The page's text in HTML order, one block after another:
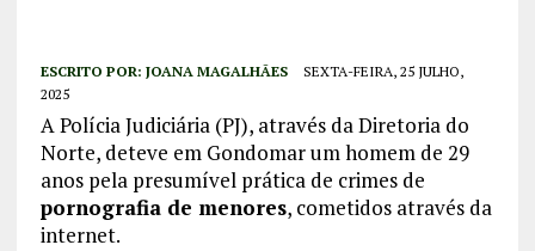
ESCRITO POR: JOANA MAGALHÃES
SEXTA-FEIRA, 25 JULHO,
2025
A Polícia Judiciária (PJ), através da Diretoria do
Norte, deteve em Gondomar um homem de 29
anos pela presumível prática de crimes de
pornografia de menores, cometidos através da
internet.